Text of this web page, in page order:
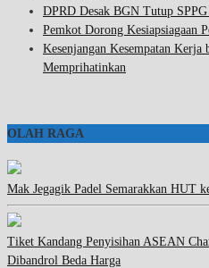
DPRD Desak BGN Tutup
Pemkot Dorong Kesiapsiagaan
Kesenjangan Kesempatan Kerja
Memprihatinkan
OLAH RAGA
Mak Jegagik Padel Semarakkan HUT
Tiket Kandang Penyisihan ASEAN
Dibandrol Beda Harga